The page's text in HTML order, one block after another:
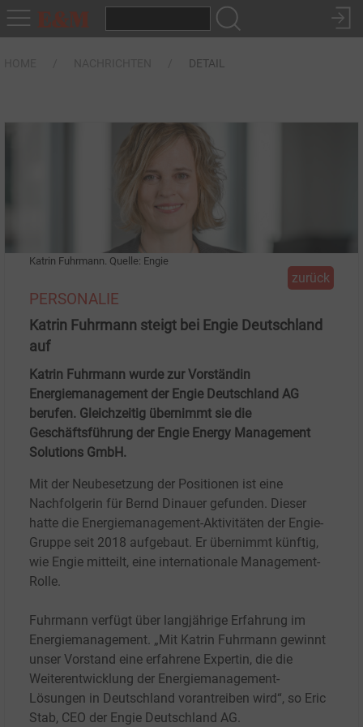
DETAIL
Katrin Fuhrmann. Quelle: Engie
zurück
PERSONALIE
Katrin Fuhrmann steigt bei Engie Deutschland
auf
Katrin Fuhrmann wurde zur Vorständin
Energiemanagement der Engie Deutschland AG
berufen. Gleichzeitig übernimmt sie die
Geschäftsführung der Engie Energy Management
Solutions GmbH.
Mit der Neubesetzung der Positionen ist eine
Nachfolgerin für Bernd Dinauer gefunden. Dieser
hatte die Energiemanagement-Aktivitäten der Engie-
Gruppe seit 2018 aufgebaut. Er übernimmt künftig,
wie Engie mitteilt, eine internationale Management-
Rolle.
Fuhrmann verfügt über langjährige Erfahrung im
Energiemanagement. „Mit Katrin Fuhrmann gewinnt
unser Vorstand eine erfahrene Expertin, die die
Weiterentwicklung der Energiemanagement-
Lösungen in Deutschland vorantreiben wird“, so Eric
Stab, CEO der Engie Deutschland AG.